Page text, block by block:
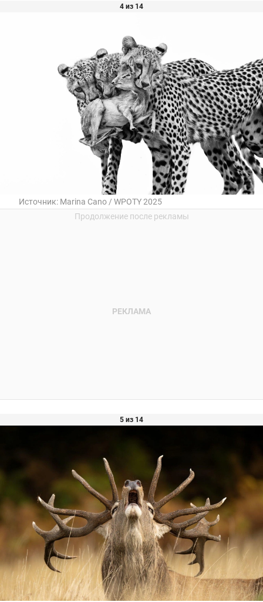
4 из 14
Источник: Marina Cano / WPOTY 2025
5 из 14